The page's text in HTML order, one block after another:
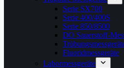
Serie SX700
Serie 400/400S
Serie 850/8500
DO Sauerstoff-
Fluoridmessgeräte
Labormessgeräte